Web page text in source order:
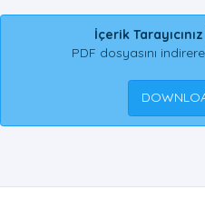
İçerik
PDF dosyasını